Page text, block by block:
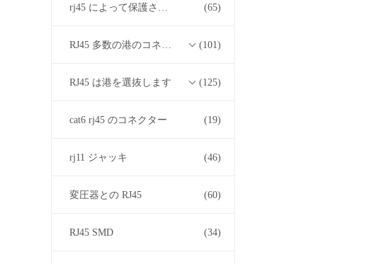
rj45 によって保護されるコネクター (65)
RJ45 多数の港のコネクター (101)
RJ45 は港を選抜します (125)
cat6 rj45 のコネクター (19)
rj11 ジャッキ (46)
変圧器との RJ45 (60)
RJ45 SMD (34)